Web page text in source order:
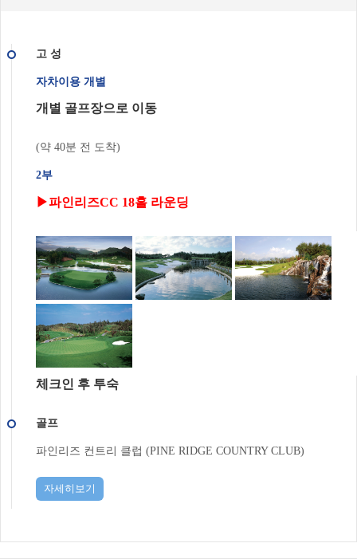
고 성
자차이용 개별
개별 골프장으로 이동
(약 40분 전 도착)
2부
▶파인리즈CC 18홀 라운딩
체크인 후 투숙
골프
파인리즈 컨트리 클럽 (PINE RIDGE COUNTRY CLUB)
자세히보기